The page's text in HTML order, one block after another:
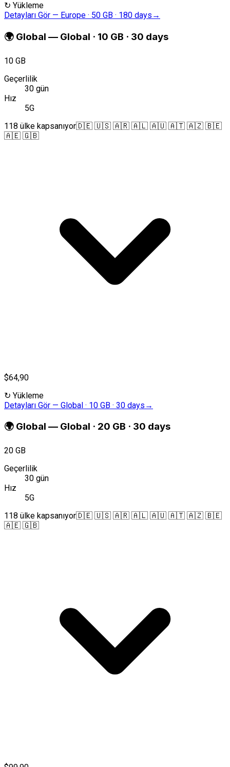
↻ Yükleme
Detayları Gör — Europe · 50 GB · 180 days →
🌍 Global — Global · 10 GB · 30 days
10 GB
Geçerlilik
30 gün
Hız
5G
118 ülke kapsanıyor🇩🇪 🇺🇸 🇦🇷 🇦🇱 🇦🇺 🇦🇹 🇦🇿 🇧🇪
🇦🇪 🇬🇧
$64,90
↻ Yükleme
Detayları Gör — Global · 10 GB · 30 days →
🌍 Global — Global · 20 GB · 30 days
20 GB
Geçerlilik
30 gün
Hız
5G
118 ülke kapsanıyor🇩🇪 🇺🇸 🇦🇷 🇦🇱 🇦🇺 🇦🇹 🇦🇿 🇧🇪
🇦🇪 🇬🇧